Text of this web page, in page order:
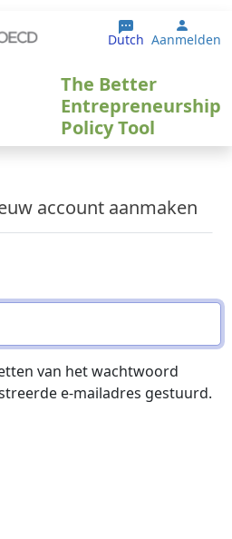
gaan
Dutch User
Aanmelden
The Better
Entrepreneurship
Policy Tool
account aanmaken
van het wachtwoord
e-mailadres gestuurd.